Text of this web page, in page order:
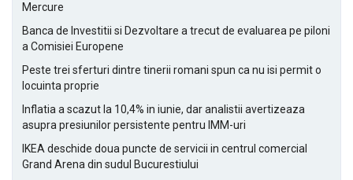
Mercure
Banca de Investitii si Dezvoltare a trecut de evaluarea pe piloni
a Comisiei Europene
Peste trei sferturi dintre tinerii romani spun ca nu isi permit o
locuinta proprie
Inflatia a scazut la 10,4% in iunie, dar analistii avertizeaza
asupra presiunilor persistente pentru IMM-uri
IKEA deschide doua puncte de servicii in centrul comercial
Grand Arena din sudul Bucurestiului